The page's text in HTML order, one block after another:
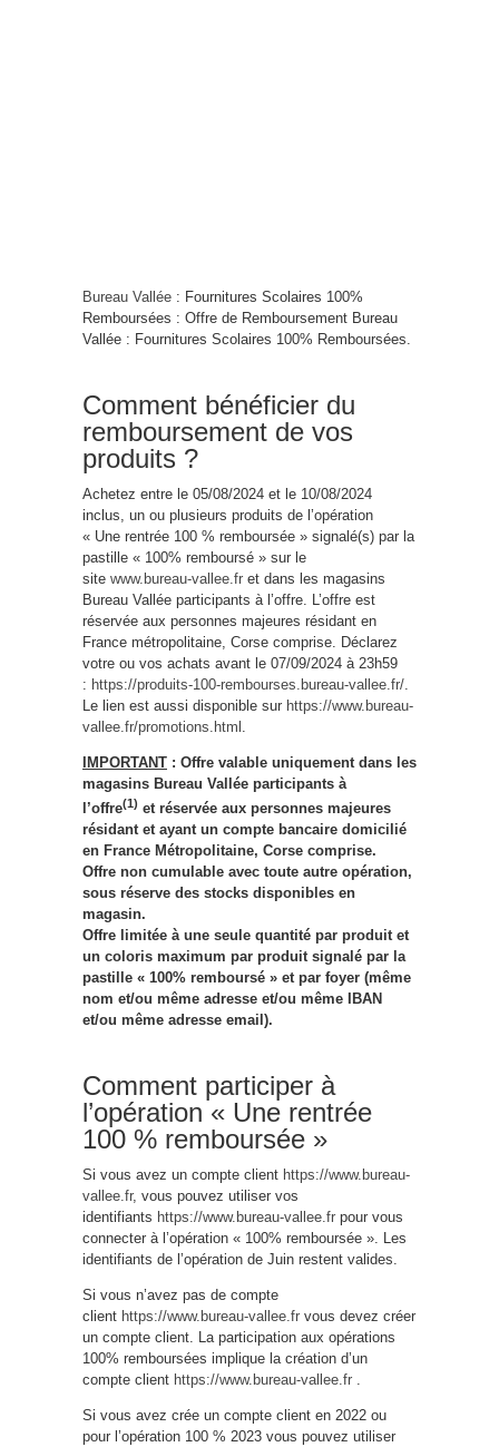
Bureau Vallée : Fournitures Scolaires 100%
Remboursées : Offre de Remboursement Bureau
Vallée : Fournitures Scolaires 100% Remboursées.
Comment bénéficier du
remboursement de vos
produits ?
Achetez entre le 05/08/2024 et le 10/08/2024
inclus, un ou plusieurs produits de l’opération
« Une rentrée 100 % remboursée » signalé(s) par la
pastille « 100% remboursé » sur le
site www.bureau-vallee.fr et dans les magasins
Bureau Vallée participants à l’offre. L’offre est
réservée aux personnes majeures résidant en
France métropolitaine, Corse comprise. Déclarez
votre ou vos achats avant le 07/09/2024 à 23h59
: https://produits-100-rembourses.bureau-vallee.fr/
Le lien est aussi disponible sur https://www.bureau-
vallee.fr/promotions.html
IMPORTANT : Offre valable uniquement dans les
magasins Bureau Vallée participants à
l’offre(1) et réservée aux personnes majeures
résidant et ayant un compte bancaire domicilié
en France Métropolitaine, Corse comprise.
Offre non cumulable avec toute autre opération,
sous réserve des stocks disponibles en
magasin.
Offre limitée à une seule quantité par produit et
un coloris maximum par produit signalé par la
pastille « 100% remboursé » et par foyer (même
nom et/ou même adresse et/ou même IBAN
et/ou même adresse email).
Comment participer à
l’opération « Une rentrée
100 % remboursée »
Si vous avez un compte client https://www.bureau-
vallee.fr, vous pouvez utiliser vos
identifiants https://www.bureau-vallee.fr pour vous
connecter à l’opération « 100% remboursée ». Les
identifiants de l’opération de Juin restent valides.
Si vous n’avez pas de compte
client https://www.bureau-vallee.fr vous devez créer
un compte client. La participation aux opérations
100% remboursées implique la création d’un
compte client https://www.bureau-vallee.fr
Si vous avez crée un compte client en 2022 ou
pour l’opération 100 % 2023 vous pouvez utiliser